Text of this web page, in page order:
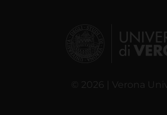
© 2026 | Verona